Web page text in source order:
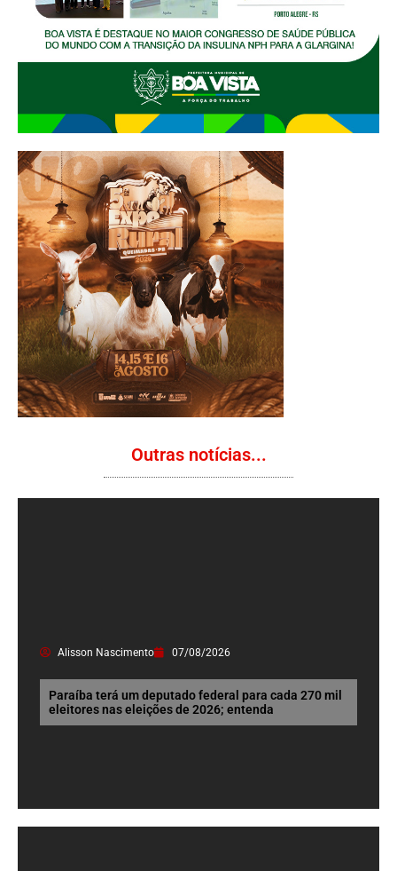
Outras notícias...
Alisson Nascimento 07/08/2026
Paraíba terá um deputado federal para cada 270 mil
eleitores nas eleições de 2026; entenda